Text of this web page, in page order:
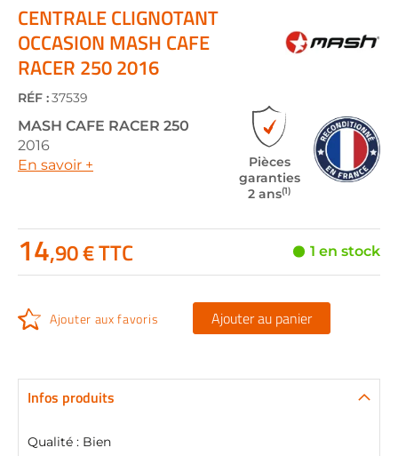
the
beginning
of
the
images
gallery
CENTRALE CLIGNOTANT
OCCASION MASH CAFE
RACER 250 2016
RÉF :37539
MASH CAFE RACER 250
2016
En savoir +
Pièces
garanties
2 ans(1)
14,90 € TTC 1 en stock
Ajouter aux favoris Ajouter au panier
Infos produits
Qualité : Bien